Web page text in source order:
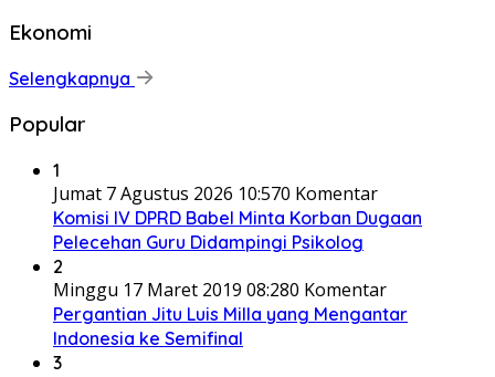
Ekonomi
Selengkapnya
Popular
1
Jumat 7 Agustus 2026 10:570 Komentar
Komisi IV DPRD Babel Minta Korban Dugaan
Pelecehan Guru Didampingi Psikolog
2
Minggu 17 Maret 2019 08:280 Komentar
Pergantian Jitu Luis Milla yang Mengantar
Indonesia ke Semifinal
3